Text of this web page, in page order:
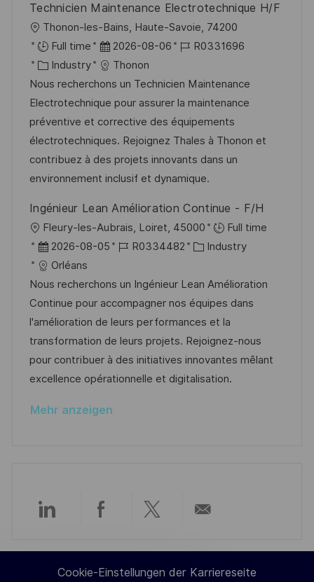
h
u
n
g
e
r
ö
f
f
e
n
t
l
i
c
h
u
n
g
Technicien Maintenance Electrotechnique H/F
O
r
t
Thonon-les-Bains, Haute-Savoie, 74200
Full time
D
a
t
u
m
d
e
r
e
r
ö
f
e
n
t
l
i
c
2026-08-06
J
b
-
I
D
R0331696
K
a
t
e
g
o
r
e
Industry
Thonon
Nous recherchons un Technicien Maintenance
Electrotechnique pour assurer la maintenance
préventive et corrective des équipements
électrotechniques. Rejoignez Thales à Thonon et
contribuez à des projets innovants dans un
environnement inclusif et dynamique.
Ingénieur Lean Amélioration Continue - F/H
O
r
t
Fleury-les-Aubrais, Loiret, 45000
Full time
D
a
t
u
m
d
e
r
e
e
t
2026-08-05
J
b
-
I
D
R0334482
K
t
e
g
o
r
i
Industry
Orléans
Nous recherchons un Ingénieur Lean Amélioration
Continue pour accompagner nos équipes dans
l'amélioration de leurs performances et la
transformation de leurs projets. Rejoignez-nous
pour contribuer à des initiatives innovantes mêlant
excellence opérationnelle et digitalisation.
Mehr anzeigen
Über
LinkedIn
Über
Facebook
Über
TwitterE-
Cookie-Einstellungen der Karriereseite